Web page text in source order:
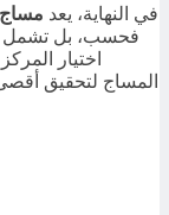
في النهاية، يعد مساج
فحسب، بل تشمل
اختيار
المساج لتحقيق